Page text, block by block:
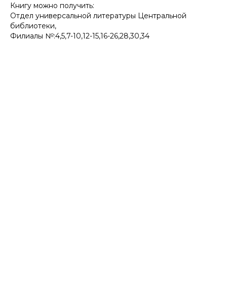
Книгу можно получить:
Отдел универсальной литературы Центральной
библиотеки,
Филиалы №:4,5,7-10,12-15,16-26,28,30,34